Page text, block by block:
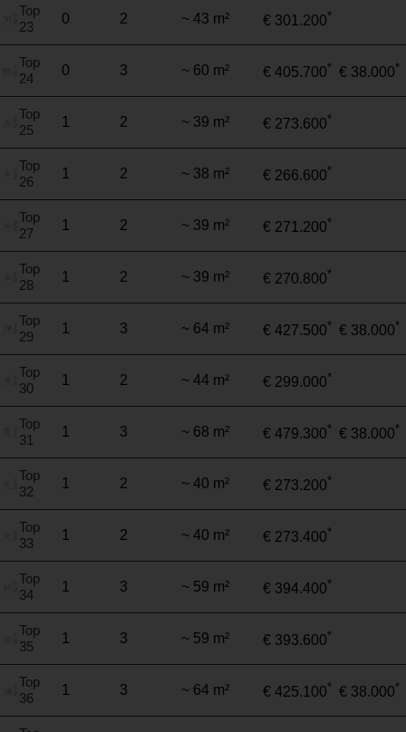
Top
23
0 2 ~ 43 m² € 301.200*
Top
24
0 3 ~ 60 m² € 405.700* € 38.000*
Top
25
1 2 ~ 39 m² € 273.600*
Top
26
1 2 ~ 38 m² € 266.600*
Top
27
1 2 ~ 39 m² € 271.200*
Top
28
1 2 ~ 39 m² € 270.800*
Top
29
1 3 ~ 64 m² € 427.500* € 38.000*
Top
30
1 2 ~ 44 m² € 299.000*
Top
31
1 3 ~ 68 m² € 479.300* € 38.000*
Top
32
1 2 ~ 40 m² € 273.200*
Top
33
1 2 ~ 40 m² € 273.400*
Top
34
1 3 ~ 59 m² € 394.400*
Top
35
1 3 ~ 59 m² € 393.600*
Top
36
1 3 ~ 64 m² € 425.100* € 38.000*